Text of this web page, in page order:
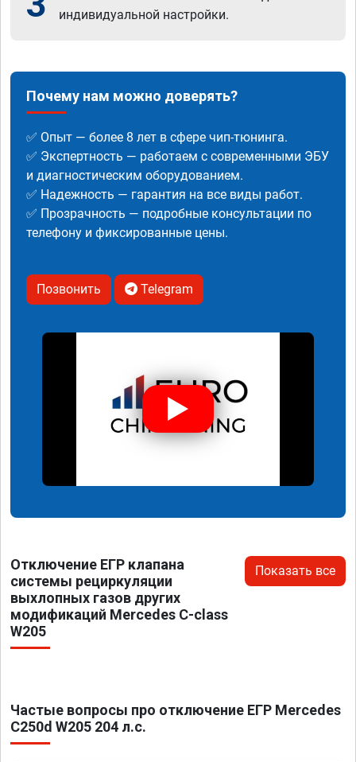
индивидуальной настройки.
Почему нам можно доверять?
✅ Опыт — более 8 лет в сфере чип-тюнинга.
✅ Экспертность — работаем с современными ЭБУ
и диагностическим оборудованием.
✅ Надежность — гарантия на все виды работ.
✅ Прозрачность — подробные консультации по
телефону и фиксированные цены.
Позвонить Telegram
Отключение ЕГР клапана
системы рециркуляции
выхлопных газов других
модификаций Mercedes C-class
W205
Показать все
Частые вопросы про отключение ЕГР Mercedes
C250d W205 204 л.с.